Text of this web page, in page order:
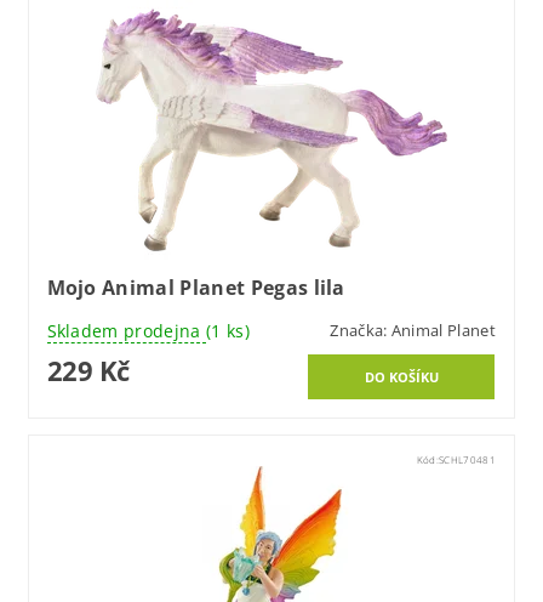
Mojo Animal Planet Pegas lila
Skladem prodejna (1 ks) Značka: Animal Planet
229 Kč
Kód:SCHL70481